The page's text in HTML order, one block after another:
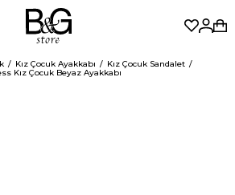
Kız Çocuk Ayakkabı
Kız Çocuk Sandalet
Kız Çocuk Beyaz Ayakkabı